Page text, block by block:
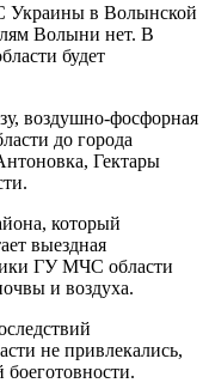
Украины в Волынской
Волыни нет. В
будет
воздушно-фосфорная
до города
Гектары
который
выездная
ГУ МЧС области
и воздуха.
не привлекались,